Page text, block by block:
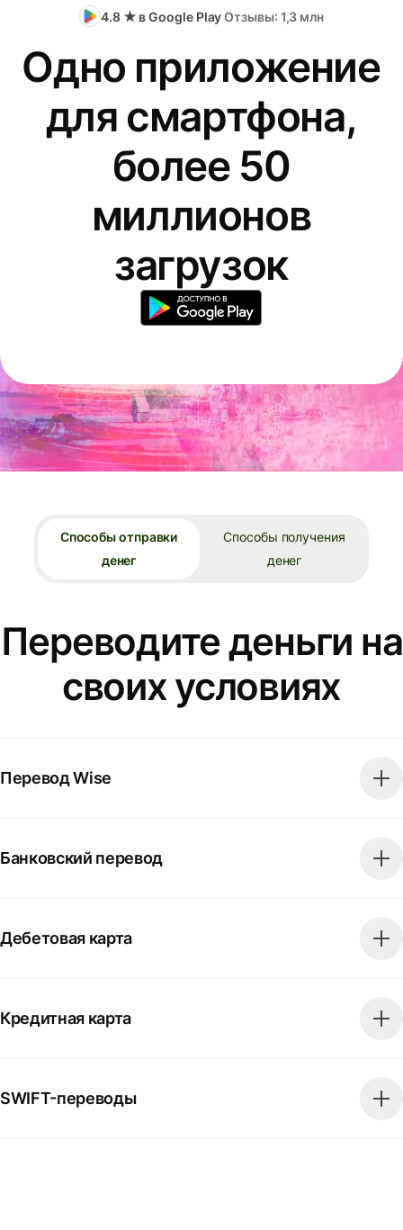
4.8 ★ в Google PlayОтзывы: 1,3 млн
Одно приложение
для смартфона,
более 50
миллионов
загрузок
Способы отправки
денег
Способы получения
денег
Переводите деньги на
своих условиях
Перевод Wise
Банковский перевод
Дебетовая карта
Кредитная карта
SWIFT-переводы